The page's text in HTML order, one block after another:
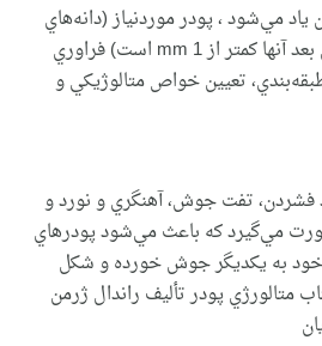
ياد مي‌شود ، پودر موردنياز (دانه‌هاي
ريز يك جامد كه بزرگترين بعد آنها كمتر از mm 1 است) فراوري
تعيين خواص متالوژيكي و
فشردن،‌ تفت جوش،‌ آهنگري و نورد و
مي‌گيرد كه باعث مي‌شود پودرهاي
به يكديگر جوش خورده و شكل
متالورژي پودر تأليف راندال ژرمن